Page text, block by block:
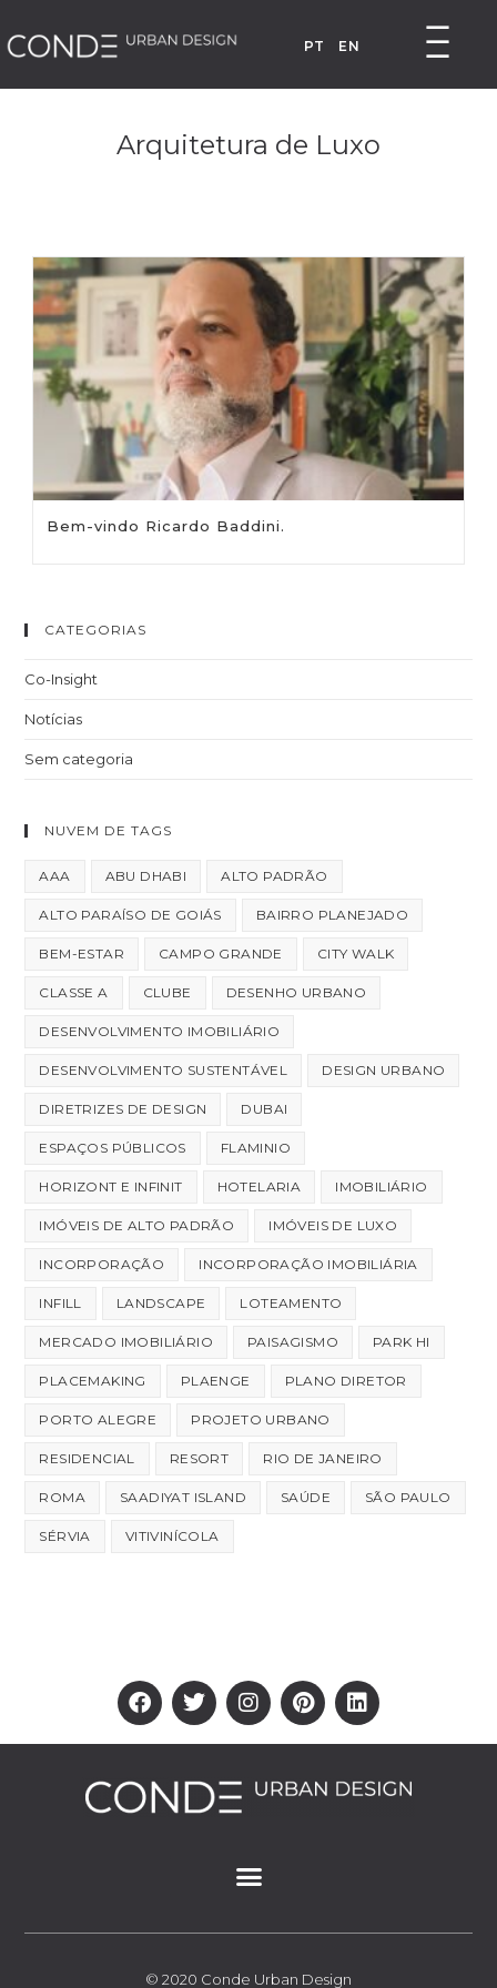
PT EN
Arquitetura de Luxo
Bem-vindo Ricardo Baddini.
CATEGORIAS
Co-Insight
Notícias
Sem categoria
NUVEM DE TAGS
AAA ABU DHABI ALTO PADRÃO
ALTO PARAÍSO DE GOIÁS BAIRRO PLANEJADO
BEM-ESTAR CAMPO GRANDE CITY WALK
CLASSE A CLUBE DESENHO URBANO
DESENVOLVIMENTO IMOBILIÁRIO
DESENVOLVIMENTO SUSTENTÁVEL DESIGN URBANO
DIRETRIZES DE DESIGN DUBAI
ESPAÇOS PÚBLICOS FLAMINIO
HORIZONT E INFINIT HOTELARIA IMOBILIÁRIO
IMÓVEIS DE ALTO PADRÃO IMÓVEIS DE LUXO
INCORPORAÇÃO INCORPORAÇÃO IMOBILIÁRIA
INFILL LANDSCAPE LOTEAMENTO
MERCADO IMOBILIÁRIO PAISAGISMO PARK HI
PLACEMAKING PLAENGE PLANO DIRETOR
PORTO ALEGRE PROJETO URBANO
RESIDENCIAL RESORT RIO DE JANEIRO
ROMA SAADIYAT ISLAND SAÚDE SÃO PAULO
SÉRVIA VITIVINÍCOLA
© 2020 Conde Urban Design